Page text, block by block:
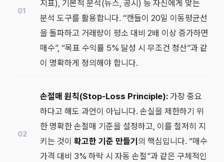
지표), 기본적 분석(뉴스, 공시) 등 자신에게 맞는
분석 도구를 활용합니다. “캔들이 20일 이동평균선
을 돌파하고 거래량이 평소 대비 2배 이상 증가하면
매수”, “목표 수익률 5% 달성 시 무조건 청산”과 같
이 명확하게 정의해야 합니다.
손절매 원칙(Stop-Loss Principle): 가장 중요
하다고 해도 과언이 아닙니다. 손실을 제한하기 위
한 명확한 손절매 기준을 설정하고, 이를 철저히 지
키는 것이 확고한 기준 만들기 의 핵심입니다. “매수
가격 대비 3% 하락 시 자동 손절”과 같은 구체적인